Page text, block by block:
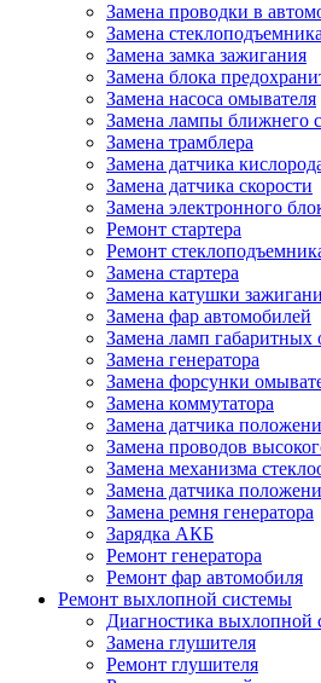
Замена проводки в
Замена стеклоподъемника
Замена замка зажигания
Замена блока
Замена насоса омывателя
Замена лампы ближнего
Замена трамблера
Замена датчика
Замена датчика скорости
Замена электронного
Ремонт стартера
Ремонт
Замена стартера
Замена катушки
Замена фар автомобилей
Замена ламп габаритных
Замена генератора
Замена форсунки
Замена коммутатора
Замена датчика
Замена проводов
Замена механизма
Замена датчика
Замена ремня генератора
Зарядка АКБ
Ремонт генератора
Ремонт фар автомобиля
Ремонт выхлопной системы
Диагностика выхлопной
Замена глушителя
Ремонт глушителя